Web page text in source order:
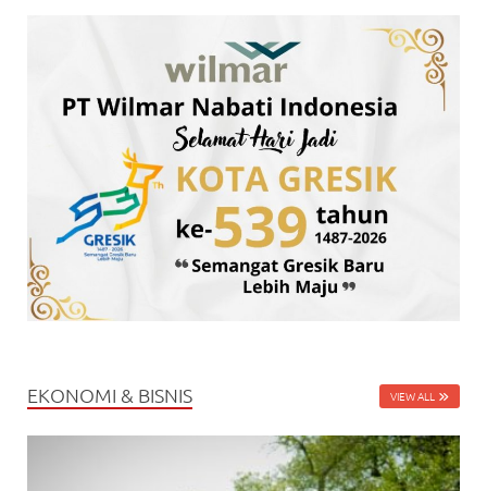
EKONOMI & BISNIS VIEW ALL